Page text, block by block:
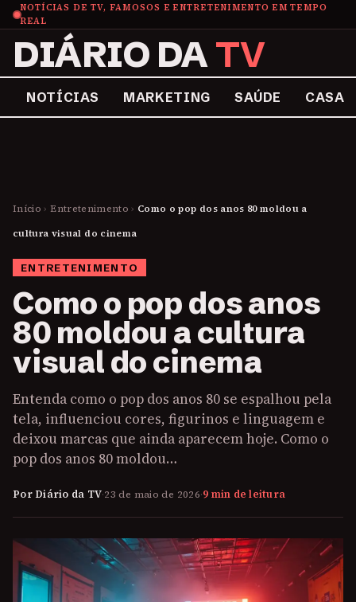
NOTÍCIAS DE TV, FAMOSOS E ENTRETENIMENTO EM TEMPO
REAL
DIÁRIO DATV
NOTÍCIAS MARKETING SAÚDE CASA
Início › Entretenimento › Como o pop dos anos 80 moldou a
cultura visual do cinema
ENTRETENIMENTO
Como o pop dos anos
80 moldou a cultura
visual do cinema
Entenda como o pop dos anos 80 se espalhou pela
tela, influenciou cores, figurinos e linguagem e
deixou marcas que ainda aparecem hoje. Como o
pop dos anos 80 moldou…
Por Diário da TV·23 de maio de 2026·9 min de leitura